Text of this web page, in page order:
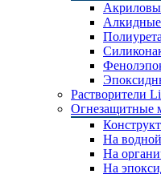
Алкидные
Растворители
Огнезащитные
На
На
На